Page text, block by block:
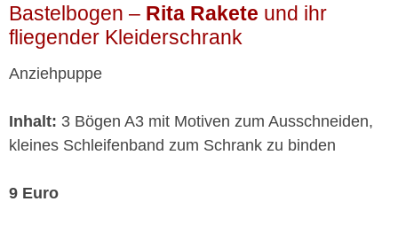
Bastelbogen – Rita Rakete und ihr
fliegender Kleiderschrank
Anziehpuppe
Inhalt: 3 Bögen A3 mit Motiven zum Ausschneiden,
kleines Schleifenband zum Schrank zu binden
9 Euro